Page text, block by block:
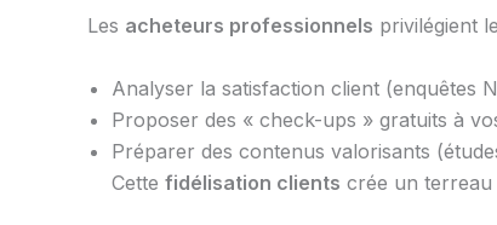
Les acheteurs professionnels privilégient
Analyser la satisfaction client (enquêtes
Proposer des « check-ups » gratuits à
Préparer des contenus valorisants
Cette fidélisation clients crée un